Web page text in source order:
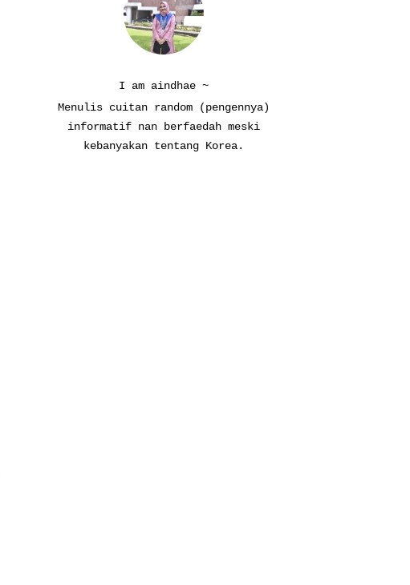
I am aindhae ~
Menulis cuitan random (pengennya)
informatif nan berfaedah meski
kebanyakan tentang Korea.